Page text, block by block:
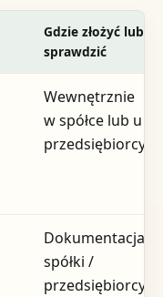
Gdzie złożyć lub
sprawdzić
Wewnętrznie
w spółce lub u
przedsiębiorcy
Dokumentacja
spółki /
przedsiębiorcy